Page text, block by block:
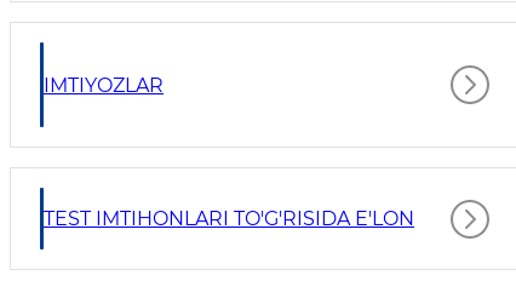
IMTIYOZLAR
TEST IMTIHONLARI TO'G'RISIDA E'LON